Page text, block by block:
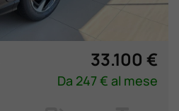
33.100 €
Da 247 € al mese